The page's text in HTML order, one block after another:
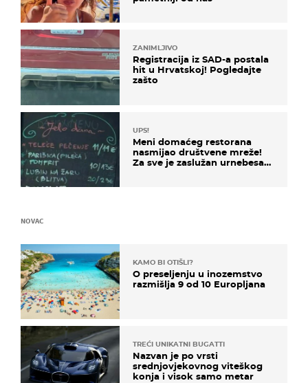
ZANIMLJIVO
Registracija iz SAD-a postala
hit u Hrvatskoj! Pogledajte
zašto
UPS!
Meni domaćeg restorana
nasmijao društvene mreže!
Za sve je zaslužan urnebesan
NOVAC
KAMO BI OTIŠLI?
O preseljenju u inozemstvo
razmišlja 9 od 10 Europljana
TREĆI UNIKATNI BUGATTI
Nazvan je po vrsti
srednjovjekovnog viteškog
konja i visok samo metar